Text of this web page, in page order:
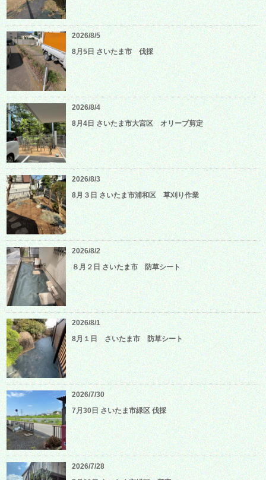
2026/8/5
8月5日 さいたま市 伐採
2026/8/4
8月4日 さいたま市大宮区 オリーブ剪定
2026/8/3
8月３日 さいたま市浦和区 草刈り作業
2026/8/2
８月２日 さいたま市 防草シート
2026/8/1
8月１日 さいたま市 防草シート
2026/7/30
7月30日 さいたま市緑区 伐採
2026/7/28